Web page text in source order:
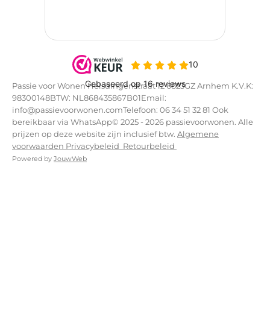
Passie voor Wonen Helsdingenstraat 12 6823GZ Arnhem K.V.K:
98300148BTW: NL868435867B01Email:
info@passievoorwonen.comTelefoon: 06 34 51 32 81 Ook
bereikbaar via WhatsApp© 2025 - 2026 passievoorwonen. Alle
prijzen op deze website zijn inclusief btw. Algemene
voorwaarden Privacybeleid Retourbeleid
Powered by JouwWeb